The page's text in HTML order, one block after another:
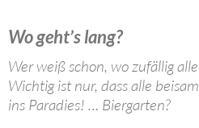
Wo geht’s lang?
Wer weiß schon, wo zufällig
Wichtig ist nur, dass alle
ins Paradies! … Biergarten?